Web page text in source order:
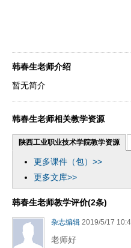
韩春生老师介绍
暂无简介
韩春生老师相关教学资源
陕西工业职业技术学院教学资源
更多课件（包）>>
更多文库>>
韩春生老师教学评价(2条)
杂志编辑 2019/5/17
老师好